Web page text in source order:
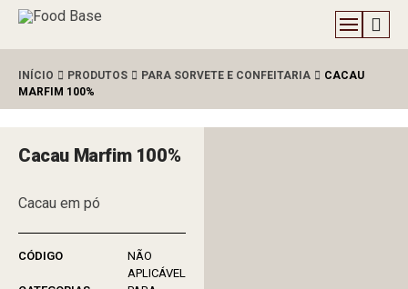
INÍCIO PRODUTOS PARA SORVETE E CONFEITARIA
CACAU
MARFIM 100%
Cacau Marfim 100%
Cacau em pó
NÃO
APLICÁVEL